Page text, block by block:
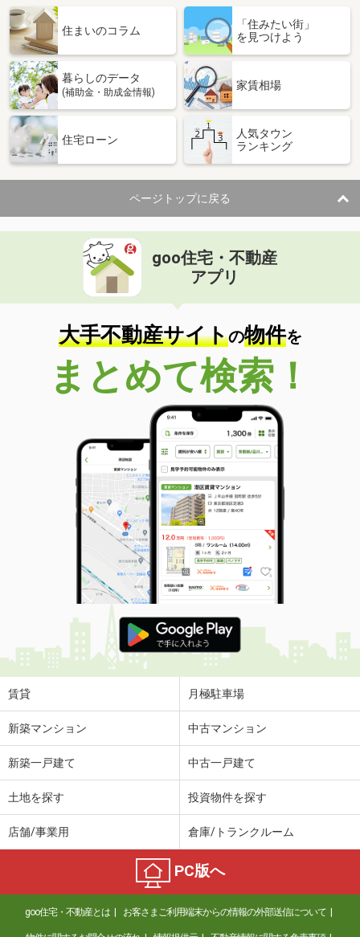
住まいのコラム
「住みたい街」
を見つけよう
暮らしのデータ
(補助金・助成金情報)
家賃相場
住宅ローン
人気タウン
ランキング
ページトップに戻る
goo住宅・不動産
アプリ
大手不動産サイトの物件を
まとめて検索！
賃貸 月極駐車場
新築マンション 中古マンション
新築一戸建て 中古一戸建て
土地を探す 投資物件を探す
店舗/事業用 倉庫/トランクルーム
PC版へ
goo住宅・不動産とは お客さまご利用端末からの情報の外部送信について